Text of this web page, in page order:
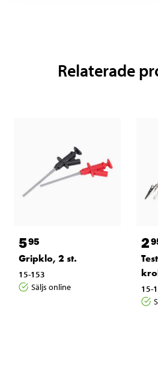
Relaterade
595
Gripklo, 2 st.
15-153
Säljs online
2
15-